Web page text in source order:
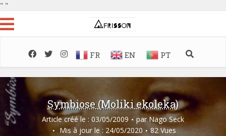
" "
FR EN PT
Symbiose (Moliki ekoleka)
Article créé le : 03/05/2009 par Nago Seck
Mis à jour le : 24/05/2020
82 Vues